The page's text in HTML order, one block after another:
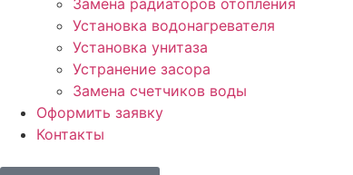
Замена радиаторов отопления
Установка водонагревателя
Установка унитаза
Устранение засора
Замена счетчиков воды
Оформить заявку
Контакты